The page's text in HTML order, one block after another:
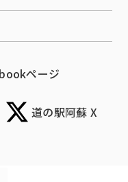
ページ
道の駅阿蘇 X